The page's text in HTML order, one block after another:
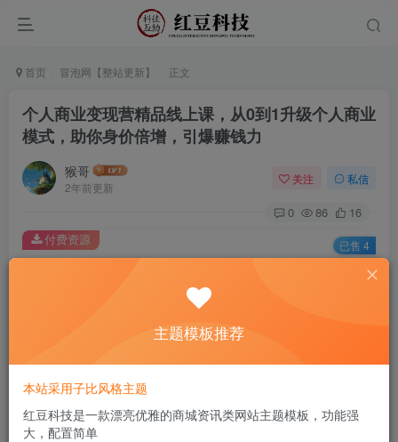
首页 冒泡网【整站更新】 正文
个人商业变现营精品线上课，从0到1升级个人商业
模式，助你身价倍增，引爆赚钱力
猴哥
2年前更新
关注 私信
0 86 16
此内容为付费资源，请付费后查看
￥9.9
您当前未登录！建议登陆后购买，可保存购买订单
付费资源 已售 4
主题模板推荐
本站采用子比风格主题
红豆科技是一款漂亮优雅的商城资讯类网站主题模板，功能强
大，配置简单